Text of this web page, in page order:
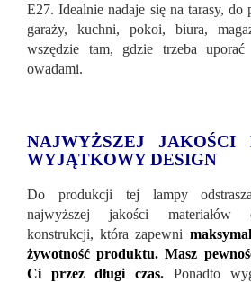
E27. Idealnie nadaje się na tarasy,
garaży, kuchni, pokoi, biura,
wszędzie tam, gdzie trzeba
owadami.
NAJWYŻSZEJ
WYJĄTKOWY DESIGN
Do produkcji tej lampy
najwyższej jakości materiałów
konstrukcji, która zapewni
żywotność produktu. Masz
Ci przez długi czas. Ponadto